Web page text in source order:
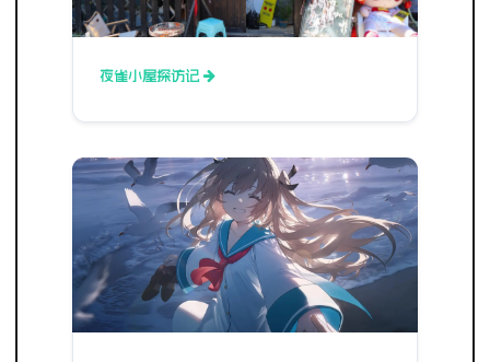
夜雀小屋探访记